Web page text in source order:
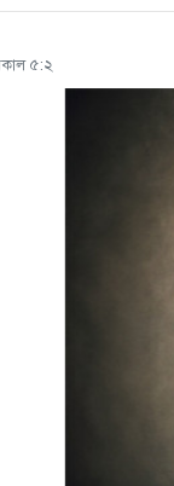
৫:২